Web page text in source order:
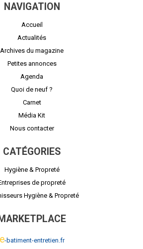
NAVIGATION
Accueil
Actualités
Archives du magazine
Petites annonces
Agenda
Quoi de neuf ?
Carnet
Média Kit
Nous contacter
CATÉGORIES
Hygiène & Propreté
de propreté
Hygiène & Propreté
e-batiment-entretien.fr